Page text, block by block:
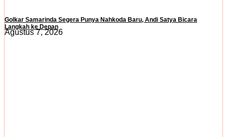
Golkar Samarinda Segera Punya Nahkoda Baru, Andi Satya Bicara
Langkah ke Depan
Agustus 7, 2026